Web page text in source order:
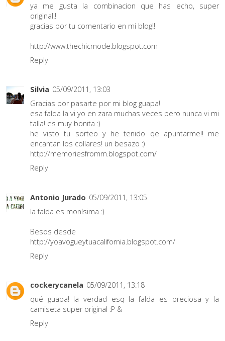
ya me gusta la combinacion que has echo, super
original!!
gracias por tu comentario en mi blog!!
http://www.thechicmode.blogspot.com
Reply
Silvia 05/09/2011, 13:03
Gracias por pasarte por mi blog guapa!
esa falda la vi yo en zara muchas veces pero nunca vi mi
talla! es muy bonita :)
he visto tu sorteo y he tenido qe apuntarme!! me
encantan los collares! un besazo :)
http://memoriesfromm.blogspot.com/
Reply
Antonio Jurado 05/09/2011, 13:05
la falda es monísima :)
Besos desde
http://yoavogueytuacalifornia.blogspot.com/
Reply
cockerycanela 05/09/2011, 13:18
qué guapa! la verdad esq la falda es preciosa y la
camiseta super original :P &
Reply